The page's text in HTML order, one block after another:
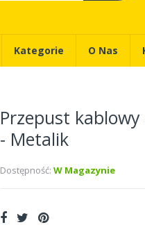
Kategorie O Nas
Przepust
- Metalik
Dostępność: W Magazynie